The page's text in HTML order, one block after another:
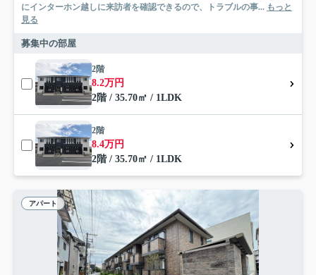
にインターホン越しに来訪者を確認できるので、トラブルの事... もっと
見る
募集中の部屋
2階
8.2万円
2階 / 35.70㎡ / 1LDK
2階
8.4万円
2階 / 35.70㎡ / 1LDK
アパート